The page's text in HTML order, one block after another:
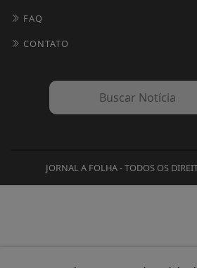
FAQ
CONTATO
JORNAL A FOLHA - TODOS OS